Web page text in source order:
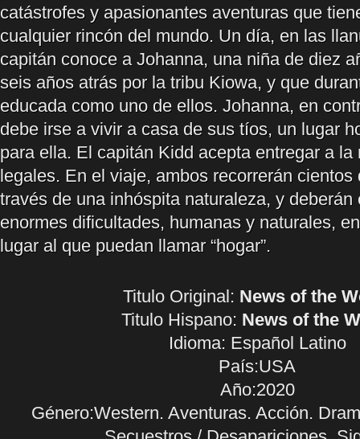
catástrofes y apasionantes aventuras que
cualquier rincón del mundo. Un día, en las
capitán conoce a Johanna, una niña de diez
seis años atrás por la tribu Kiowa, y que
educada como uno de ellos. Johanna, en
debe irse a vivir a casa de sus tíos, un lugar
para ella. El capitán Kidd acepta entregar a la
legales. En el viaje, ambos recorrerán cientos
través de una inhóspita naturaleza, y deberán
enormes dificultades, humanas y naturales,
lugar al que puedan llamar “hogar”.
Titulo Original: News of the
Titulo Hispano: News of the
Idioma: Español Latino
País:USA
Año:2020
Género:Western. Aventuras. Acción.